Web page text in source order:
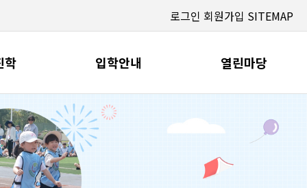
로그인 회원가입 SITEMAP
학 입학안내 열린마당